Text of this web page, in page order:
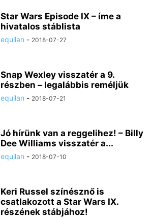
Star Wars Episode IX – íme a
hivatalos stáblista
equilan - 2018-07-27
Snap Wexley visszatér a 9.
részben – legalábbis reméljük
equilan - 2018-07-21
Jó hírünk van a reggelihez! – Billy
Dee Williams visszatér a...
equilan - 2018-07-10
Keri Russel színésznő is
csatlakozott a Star Wars IX.
részének stábjához!